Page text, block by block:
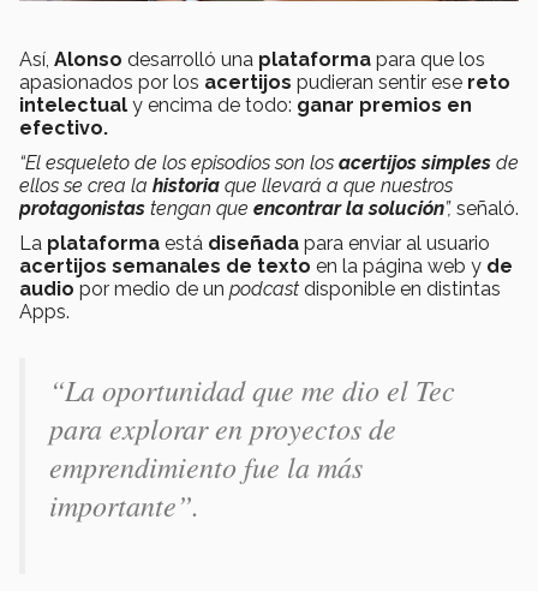
Así, Alonso desarrolló una plataforma para que los
apasionados por los acertijos pudieran sentir ese reto
intelectual y encima de todo: ganar premios en
efectivo.
“El esqueleto de los episodios son los acertijos simples de
ellos se crea la historia que llevará a que nuestros
protagonistas tengan que encontrar la solución”, señaló.
La plataforma está diseñada para enviar al usuario
acertijos semanales de texto en la página web y de
audio por medio de un podcast disponible en distintas
Apps.
“La oportunidad que me dio el Tec
para explorar en proyectos de
emprendimiento fue la más
importante”.